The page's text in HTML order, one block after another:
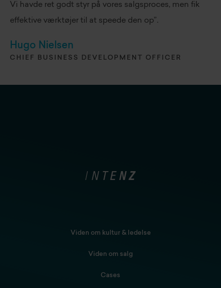
Vi havde ret godt styr på vores salgsproces, men fik
effektive værktøjer til at speede den op”.
Hugo Nielsen
CHIEF BUSINESS DEVELOPMENT OFFICER
Viden om kultur & ledelse
Viden om salg
Cases